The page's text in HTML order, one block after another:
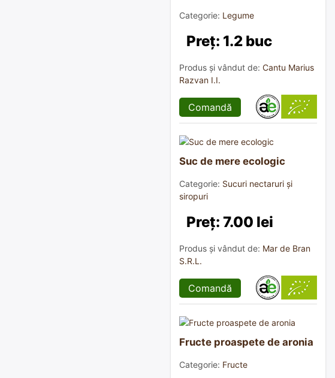
Categorie: Legume
Preț: 1.2 buc
Produs și vândut de: Cantu Marius
Razvan I.I.
Comandă
Suc de mere ecologic
Categorie: Sucuri nectaruri și
siropuri
Preț: 7.00 lei
Produs și vândut de: Mar de Bran
S.R.L.
Comandă
Fructe proaspete de aronia
Categorie: Fructe